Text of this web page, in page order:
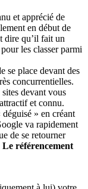
et apprécié de
en début de
dire qu’il fait un
les classer parmi
se place devant des
concurrentielles.
devant vous
et connu.
» en créant
va rapidement
de se retourner
Le référencement